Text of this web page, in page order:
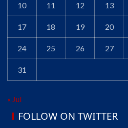
10 11 12 13
17 18 19 20
24 25 26 27
31
« Jul
FOLLOW ON TWITTER